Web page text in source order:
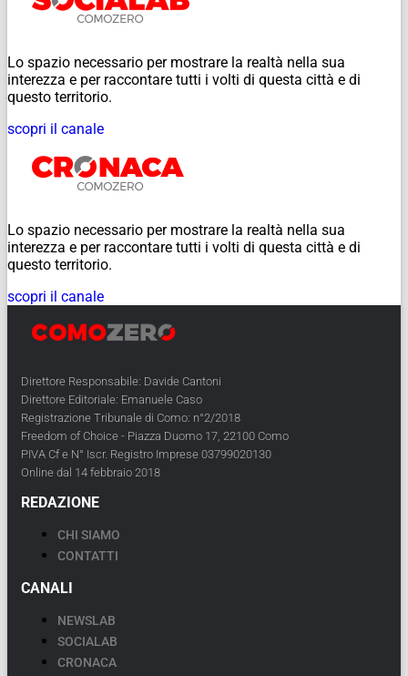
Lo spazio necessario per mostrare la realtà nella sua
interezza e per raccontare tutti i volti di questa città e di
questo territorio.
scopri il canale
Lo spazio necessario per mostrare la realtà nella sua
interezza e per raccontare tutti i volti di questa città e di
questo territorio.
scopri il canale
Direttore Responsabile: Davide Cantoni
Direttore Editoriale: Emanuele Caso
Registrazione Tribunale di Como: n°2/2018
Freedom of Choice - Piazza Duomo 17, 22100 Como
PIVA Cf e N° Iscr. Registro Imprese 03799020130
Online dal 14 febbraio 2018
REDAZIONE
CHI SIAMO
CONTATTI
CANALI
NEWSLAB
SOCIALAB
CRONACA